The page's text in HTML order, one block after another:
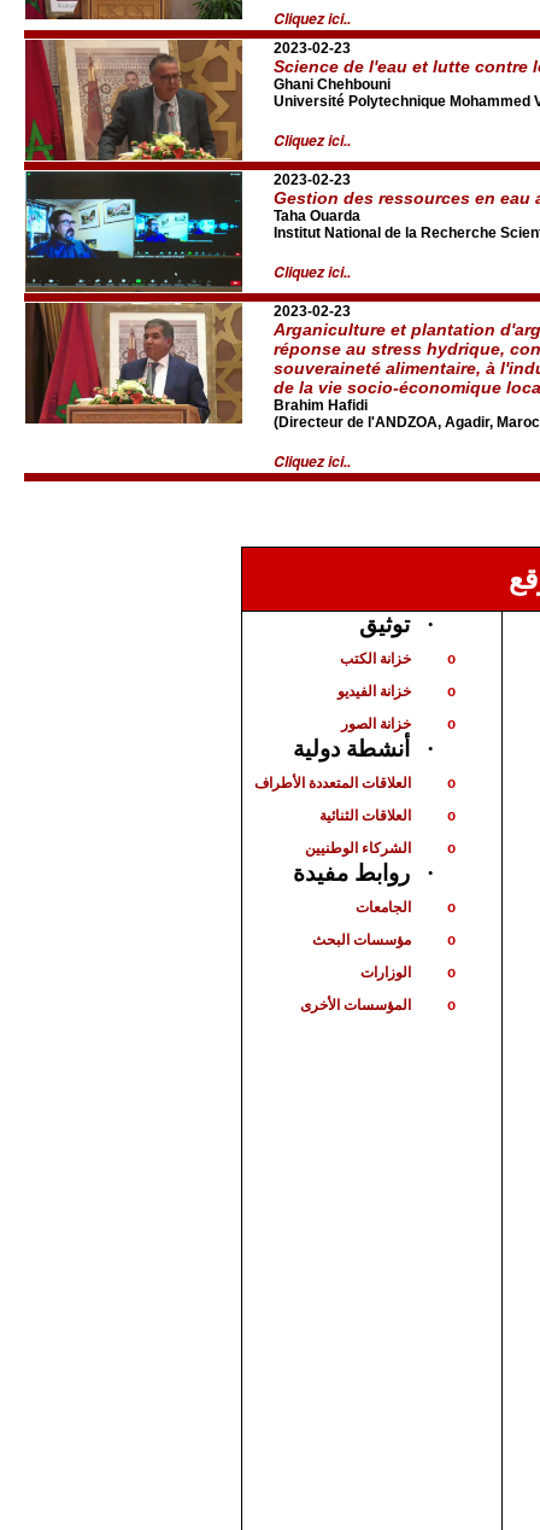
Cliquez ici..
2023-02-23
Science de l'eau et lutte contre
Ghani Chehbouni
Université Polytechnique Mohammed
Cliquez ici..
2023-02-23
Gestion des ressources en eau
Taha Ouarda
Institut National de la Recherche
Cliquez ici..
2023-02-23
Arganiculture et plantation
réponse au stress hydrique,
souveraineté alimentaire, à
de la vie socio-économique
Brahim Hafidi
(Directeur de l'ANDZOA, Agadir, Maroc
Cliquez ici..
· توثيق
o خزانة الكتب
o خزانة الفيديو
o خزانة الصور
· أنشطة دولية
o العلاقات المتعددة الأطراف
o العلاقات الثنائية
o الشركاء الوطنيين
· روابط مفيدة
o الجامعات
o مؤسسات البحث
o الوزارات
o المؤسسات الأخرى